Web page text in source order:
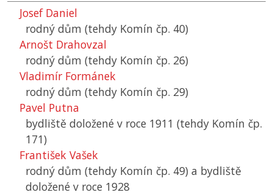
Josef Daniel
rodný dům (tehdy Komín čp. 40)
Arnošt Drahovzal
rodný dům (tehdy Komín čp. 26)
Vladimír Formánek
rodný dům (tehdy Komín čp. 29)
Pavel Putna
bydliště doložené v roce 1911 (tehdy Komín čp.
171)
František Vašek
rodný dům (tehdy Komín čp. 49) a bydliště
doložené v roce 1928